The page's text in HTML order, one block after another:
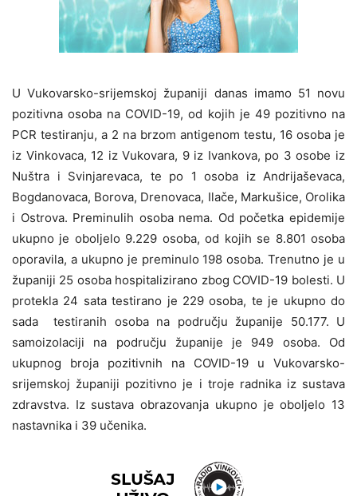
U Vukovarsko-srijemskoj županiji danas imamo 51 novu
pozitivna osoba na COVID-19, od kojih je 49 pozitivno na
PCR testiranju, a 2 na brzom antigenom testu, 16 osoba je
iz Vinkovaca, 12 iz Vukovara, 9 iz Ivankova, po 3 osobe iz
Nuštra i Svinjarevaca, te po 1 osoba iz Andrijaševaca,
Bogdanovaca, Borova, Drenovaca, Ilače, Markušice, Orolika
i Ostrova. Preminulih osoba nema. Od početka epidemije
ukupno je oboljelo 9.229 osoba, od kojih se 8.801 osoba
oporavila, a ukupno je preminulo 198 osoba. Trenutno je u
županiji 25 osoba hospitalizirano zbog COVID-19 bolesti. U
protekla 24 sata testirano je 229 osoba, te je ukupno do
sada testiranih osoba na području županije 50.177. U
samoizolaciji na području županije je 949 osoba. Od
ukupnog broja pozitivnih na COVID-19 u Vukovarsko-
srijemskoj županiji pozitivno je i troje radnika iz sustava
zdravstva. Iz sustava obrazovanja ukupno je oboljelo 13
nastavnika i 39 učenika.